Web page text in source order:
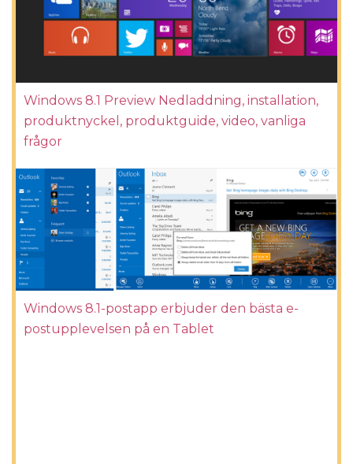
Windows 8.1 Preview Nedladdning, installation,
produktnyckel, produktguide, video, vanliga
frågor
Windows 8.1-postapp erbjuder den bästa e-
postupplevelsen på en Tablet